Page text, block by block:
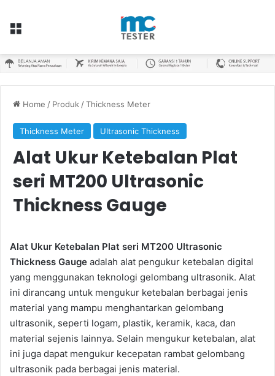
Menu
Home / Produk /Thickness Meter
Thickness Meter Ultrasonic Thickness
Alat Ukur Ketebalan Plat
seri MT200 Ultrasonic
Thickness Gauge
Alat Ukur Ketebalan Plat seri MT200 Ultrasonic
Thickness Gauge adalah alat pengukur ketebalan digital
yang menggunakan teknologi gelombang ultrasonik. Alat
ini dirancang untuk mengukur ketebalan berbagai jenis
material yang mampu menghantarkan gelombang
ultrasonik, seperti logam, plastik, keramik, kaca, dan
material sejenis lainnya. Selain mengukur ketebalan, alat
ini juga dapat mengukur kecepatan rambat gelombang
ultrasonik pada berbagai jenis material.